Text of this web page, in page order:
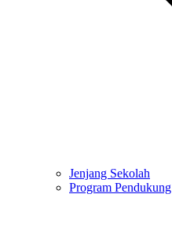
Jenjang Sekolah
Program Pendukung